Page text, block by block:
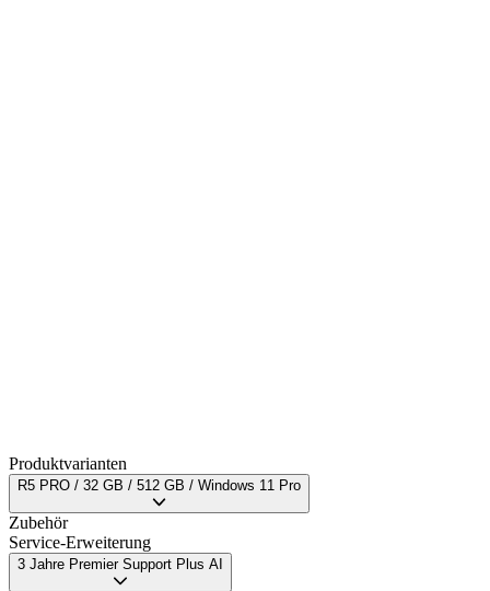
Produktvarianten
R5 PRO / 32 GB / 512 GB / Windows 11 Pro
Zubehör
Service-Erweiterung
3 Jahre Premier Support Plus AI